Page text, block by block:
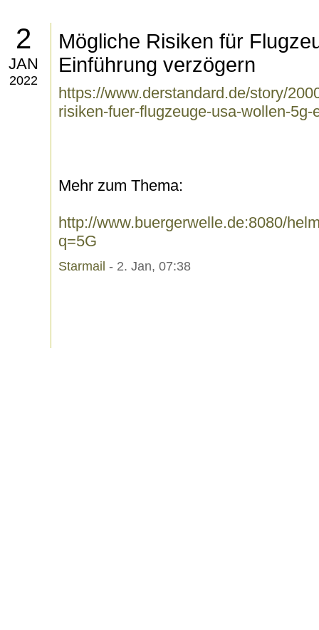
2
JAN
2022
Mögliche Risiken für
Einführung verzögern
https://www.derstandard.de/story/
risiken-fuer-flugzeuge-usa-wollen-
Mehr zum Thema:
http://www.buergerwelle.de:8080/
q=5G
Starmail - 2. Jan, 07:38